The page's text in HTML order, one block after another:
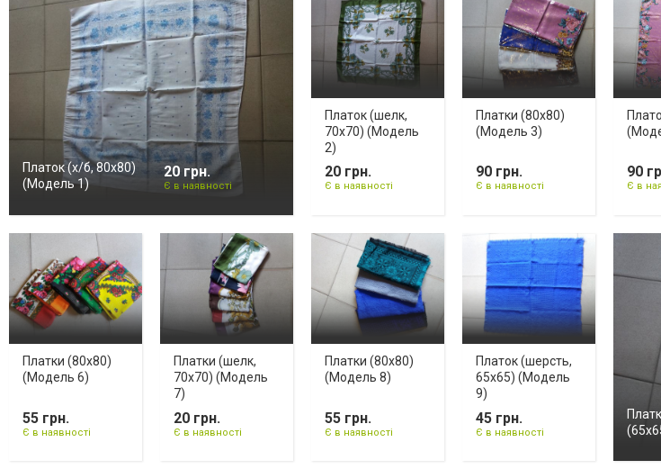
Платок (х/б, 80х80)
(Модель 1)
20 грн.
Є в наявності
Платок (шелк,
70х70) (Модель
2)
20 грн.
Є в наявності
Платки (80х80)
(Модель 3)
90 грн.
Є в наявності
90
Є в
Платки (80х80)
(Модель 6)
55 грн.
Є в наявності
Платки (шелк,
70х70) (Модель
7)
20 грн.
Є в наявності
Платки (80х80)
(Модель 8)
55 грн.
Є в наявності
Платок (шерсть,
65х65) (Модель
9)
45 грн.
Є в наявності